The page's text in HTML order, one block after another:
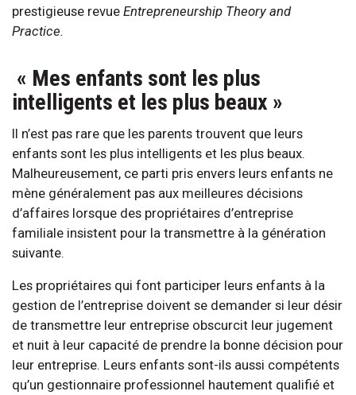
prestigieuse revue Entrepreneurship Theory and
Practice.
« Mes enfants sont les plus
intelligents et les plus beaux »
Il n’est pas rare que les parents trouvent que leurs
enfants sont les plus intelligents et les plus beaux.
Malheureusement, ce parti pris envers leurs enfants ne
mène généralement pas aux meilleures décisions
d’affaires lorsque des propriétaires d’entreprise
familiale insistent pour la transmettre à la génération
suivante.
Les propriétaires qui font participer leurs enfants à la
gestion de l’entreprise doivent se demander si leur désir
de transmettre leur entreprise obscurcit leur jugement
et nuit à leur capacité de prendre la bonne décision pour
leur entreprise. Leurs enfants sont-ils aussi compétents
qu’un gestionnaire professionnel hautement qualifié et